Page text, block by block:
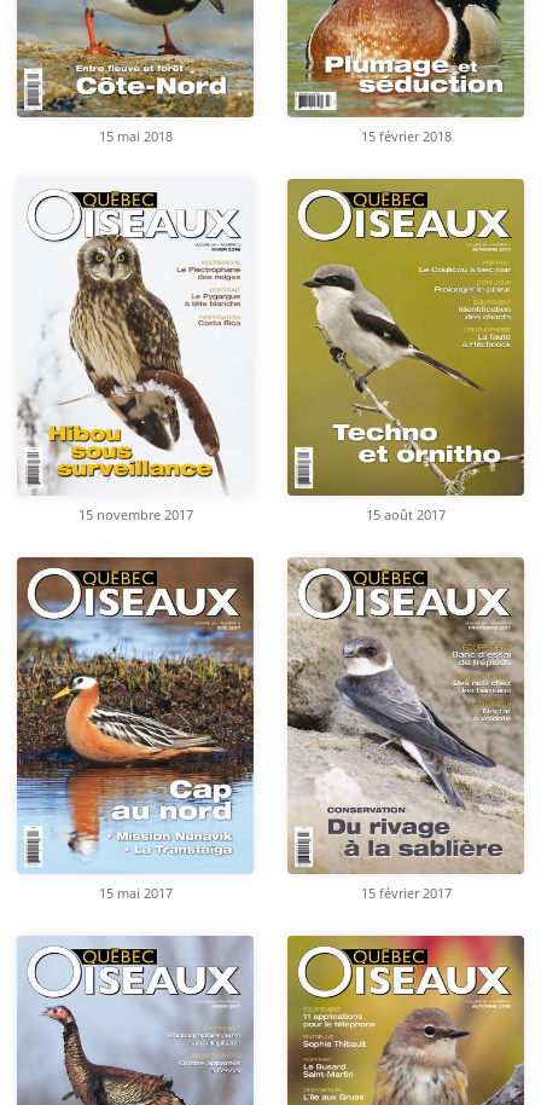
15 mai 2018 15 février 2018
15 novembre 2017 15 août 2017
15 mai 2017 15 février 2017